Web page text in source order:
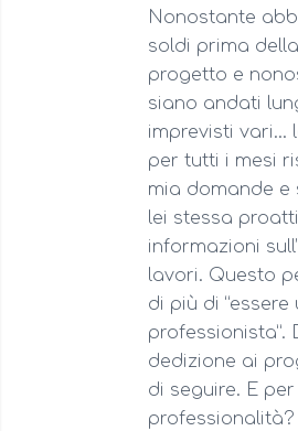
Nonostante
soldi prima
progetto e
siano andati
imprevisti vari…
per tutti i mesi
mia domande e
lei stessa
informazioni
lavori. Questo
di più di “essere
professionista”.
dedizione ai
di seguire. E